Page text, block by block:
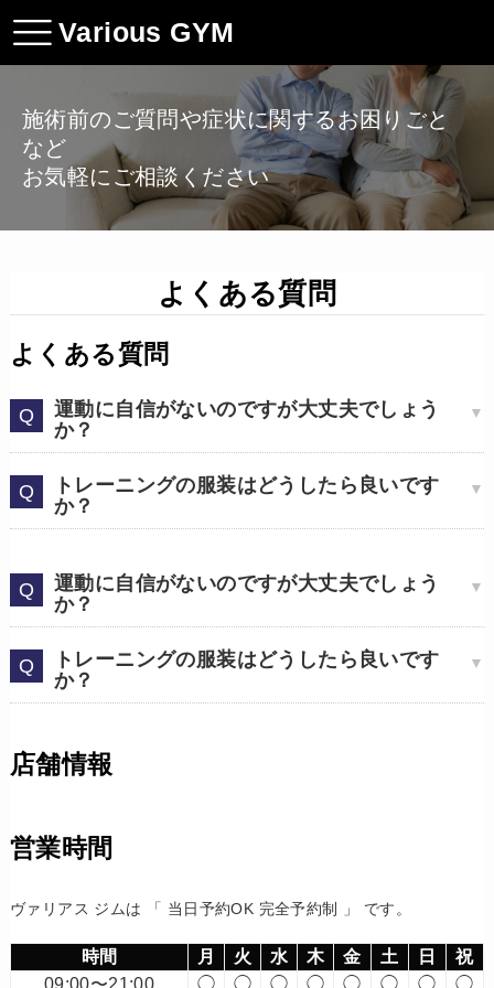
Various GYM
施術前のご質問や症状に関するお困りごと
など
お気軽にご相談ください
よくある質問
よくある質問
運動に自信がないのですが大丈夫でしょう
か？
トレーニングの服装はどうしたら良いです
か？
運動に自信がないのですが大丈夫でしょう
か？
トレーニングの服装はどうしたら良いです
か？
店舗情報
営業時間
ヴァリアス ジムは 「 当日予約OK 完全予約制 」 です。
時間 月 火 水 木 金 土 日
祝
09:00〜21:00
◯ ◯ ◯ ◯ ◯ ◯ ◯ ◯